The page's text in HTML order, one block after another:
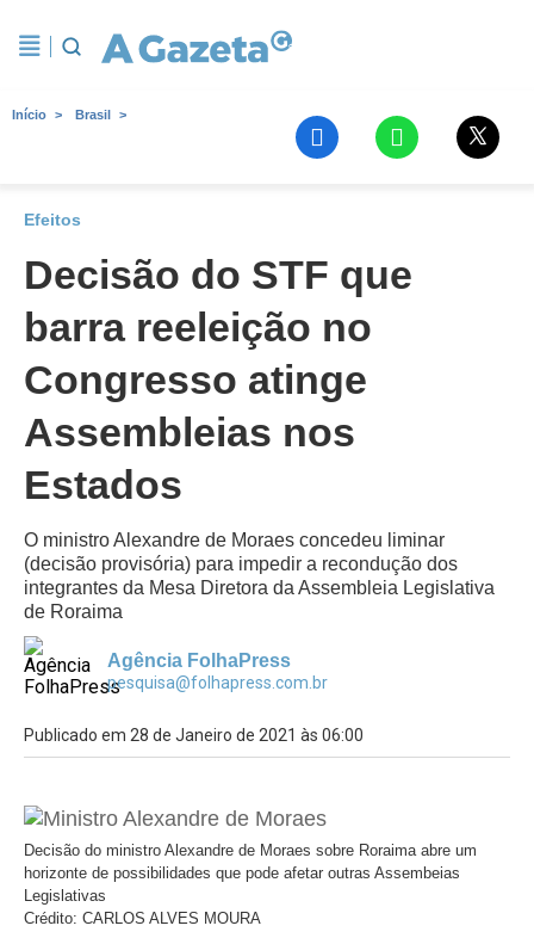
Início Brasil
Efeitos
Decisão do STF que
barra reeleição no
Congresso atinge
Assembleias nos
Estados
O ministro Alexandre de Moraes concedeu liminar
(decisão provisória) para impedir a recondução dos
integrantes da Mesa Diretora da Assembleia Legislativa
de Roraima
Agência FolhaPress
pesquisa@folhapress.com.br
Publicado em 28 de Janeiro de 2021 às 06:00
Decisão do ministro Alexandre de Moraes sobre Roraima abre um
horizonte de possibilidades que pode afetar outras Assembeias
Legislativas
Crédito: CARLOS ALVES MOURA